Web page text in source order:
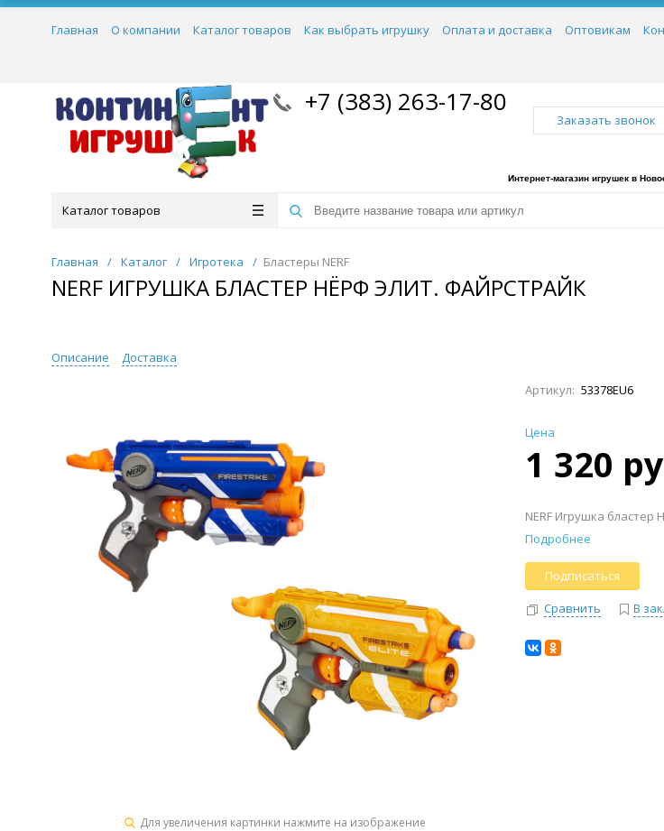
Главная О компании Каталог товаров Как выбрать игрушку Оплата и доставка Оптовикам
+7 (383) 263-17-80
Заказать звонок
Интернет-магазин игрушек в
Каталог товаров
Главная / Каталог / Игротека / Бластеры NERF
NERF ИГРУШКА БЛАСТЕР НЁРФ ЭЛИТ. ФАЙРСТРАЙК
Описание Доставка
Для увеличения картинки нажмите на изображение
Артикул: 53378EU6
Цена
1 320
NERF Игрушка
Подробнее
Подписаться
Сравнить
В